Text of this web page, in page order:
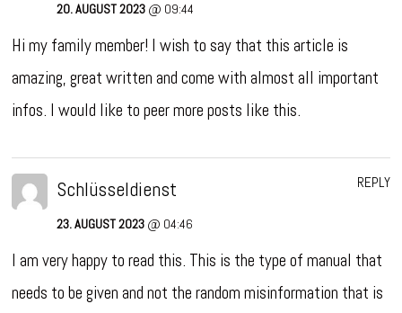
20. AUGUST 2023 @ 09:44
Hi my family member! I wish to say that this article is
amazing, great written and come with almost all important
infos. I would like to peer more posts like this.
Schlüsseldienst
23. AUGUST 2023 @ 04:46
I am very happy to read this. This is the type of manual that
needs to be given and not the random misinformation that is
REPLY